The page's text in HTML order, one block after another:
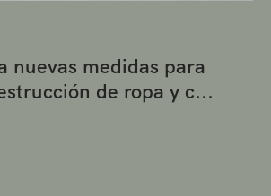
nuevas medidas para
de ropa y c...